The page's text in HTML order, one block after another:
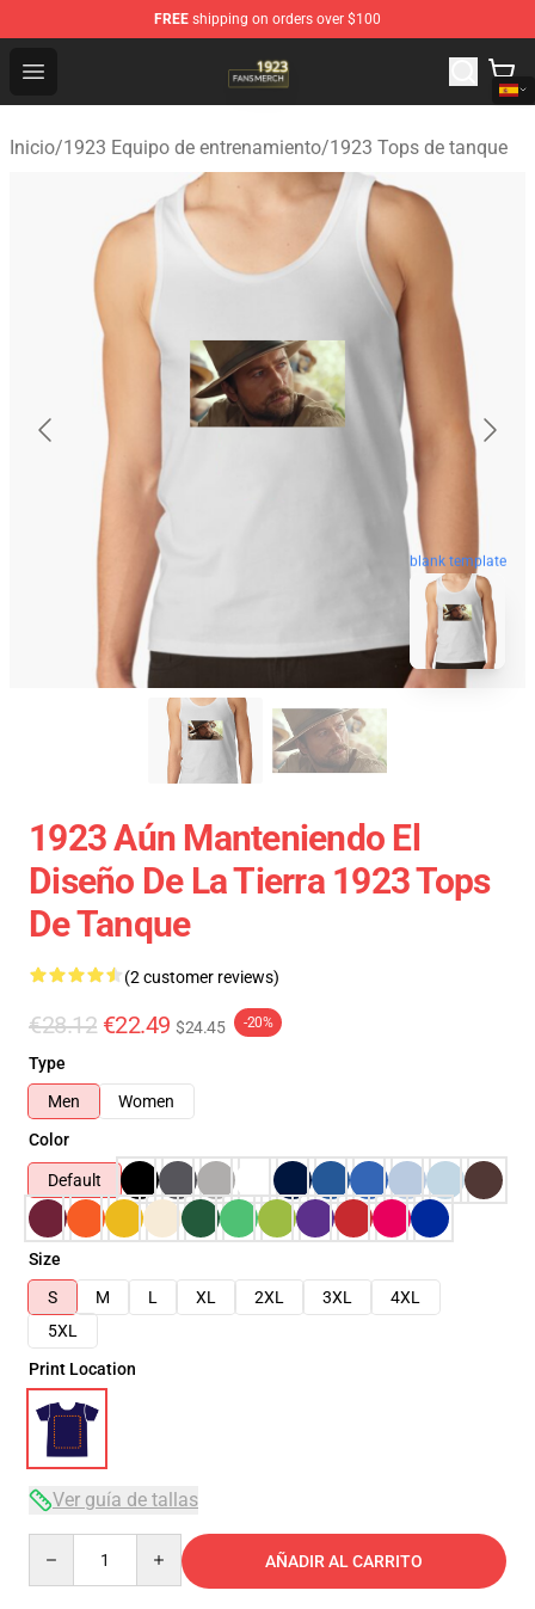
FREE shipping on orders over $100
Open menu
1923 Shop - Official 1923 Merchandise Store
Inicio/1923 Equipo de entrenamiento/1923 Tops de tanque
blank template
1923 Aún Manteniendo El
Diseño De La Tierra 1923 Tops
De Tanque
(2 customer reviews)
€28.12 €22.49 $24.45 -20%
Type
Men
Women
Color
Default
Size
S
M L XL 2XL 3XL
4XL
5XL
Print Location
Ver guía de tallas
AÑADIR AL CARRITO